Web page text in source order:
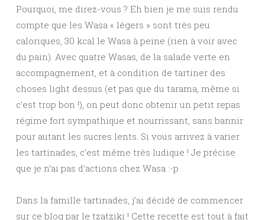
Pourquoi, me direz-vous ? Eh bien je me suis rendu
compte que les Wasa « légers » sont très peu
caloriques, 30 kcal le Wasa à peine (rien à voir avec
du pain). Avec quatre Wasas, de la salade verte en
accompagnement, et à condition de tartiner des
choses light dessus (et pas que du tarama, même si
c’est trop bon !), on peut donc obtenir un petit repas
régime fort sympathique et nourrissant, sans bannir
pour autant les sucres lents. Si vous arrivez à varier
les tartinades, c’est même très ludique ! Je précise
que je n’ai pas d’actions chez Wasa :-p
Dans la famille tartinades, j’ai décidé de commencer
sur ce blog par le tzatziki ! Cette recette est tout à fait